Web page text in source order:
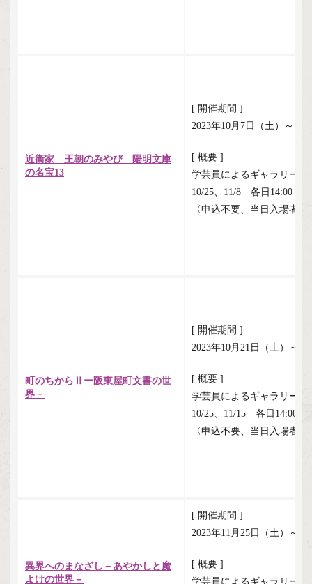
近衞家 王朝のみやび 陽明文庫
の名宝13
[ 開催期間 ]
2023年10月7日（土）～12
[ 概要 ]
学芸員によるギャラリート
10/25、11/8 各日14:00～
〈申込不要、当日入場者限
町のちからⅡー阪東屋町文書の世
界－
[ 開催期間 ]
2023年10月21日（土）～
[ 概要 ]
学芸員によるギャラリート
10/25、11/15 各日14:00～
〈申込不要、当日入場者限
異界へのまなざし－あやかしと魔
よけの世界－
[ 開催期間 ]
2023年11月25日（土）～
[ 概要 ]
学芸員によるギャラリート